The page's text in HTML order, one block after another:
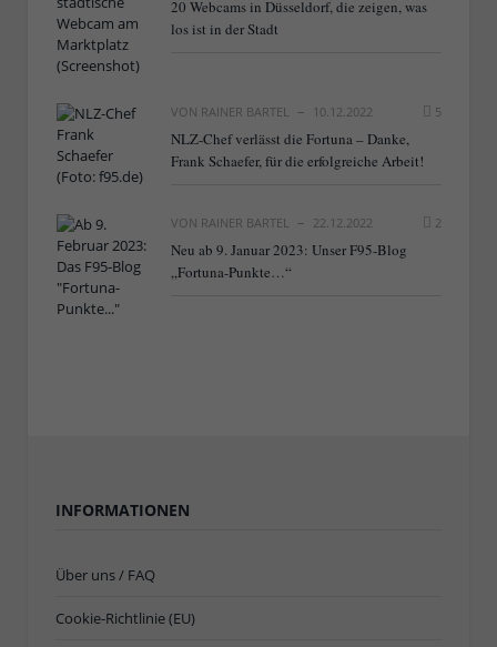
20 Webcams in Düsseldorf, die zeigen, was
los ist in der Stadt
VON RAINER BARTEL 10.12.2022 5
NLZ-Chef verlässt die Fortuna – Danke,
Frank Schaefer, für die erfolgreiche Arbeit!
VON RAINER BARTEL 22.12.2022 2
Neu ab 9. Januar 2023: Unser F95-Blog
„Fortuna-Punkte…“
INFORMATIONEN
Über uns / FAQ
Cookie-Richtlinie (EU)